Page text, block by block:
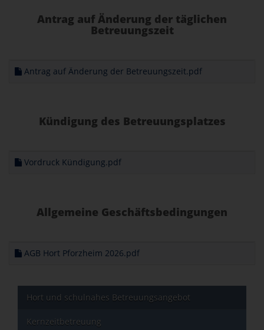
Antrag auf Änderung der täglichen
Betreuungszeit
Antrag auf Änderung der Betreuungszeit.pdf
Kündigung des Betreuungsplatzes
Vordruck Kündigung.pdf
Allgemeine Geschäftsbedingungen
AGB Hort Pforzheim 2026.pdf
Hort und schulnahes Betreuungsangebot
Kernzeitbetreuung